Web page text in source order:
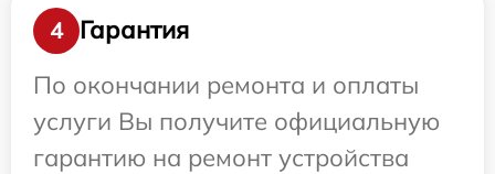
4
Гарантия
По окончании ремонта и оплаты
услуги Вы получите официальную
гарантию на ремонт устройства